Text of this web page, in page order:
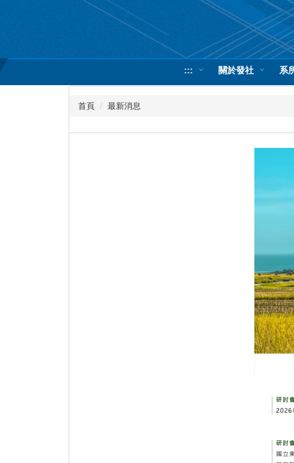
內
::: 關於發社 系
首頁 最新消息